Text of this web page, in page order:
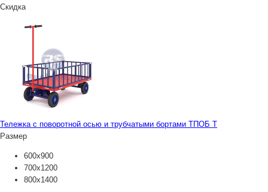
Скидка
Тележка с поворотной осью и трубчатыми бортами ТПОБ Т
Размер
600х900
700х1200
800х1400